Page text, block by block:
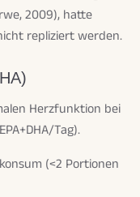
2009), hatte
repliziert werden.
Herzfunktion bei
Tag).
(<2 Portionen